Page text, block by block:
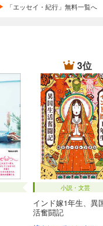
「エッセイ・紀行」無料一覧へ
3位
小説・文芸
インド嫁1年生、異
活奮闘記